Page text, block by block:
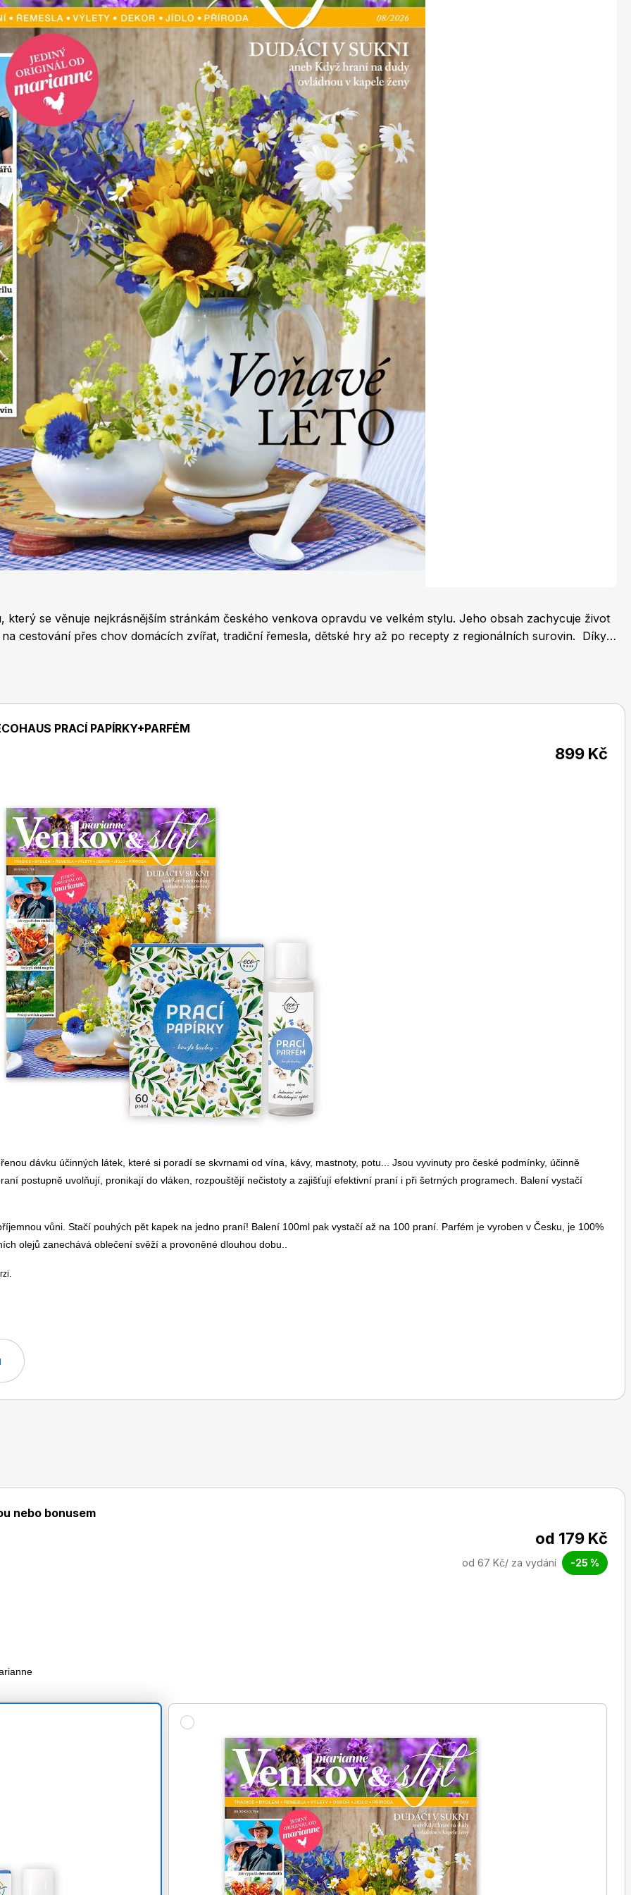
Marianne Bydlení
Marianne Venkov & styl
LEGO® časopisy
Burda Easy
který se věnuje nejkrásnějším stránkám českého venkova opravdu ve velkém stylu. Jeho obsah zachycuje život
cestování přes chov domácích zvířat, tradiční řemesla, dětské hry až po recepty z regionálních surovin. Díky
fotografiích si tu najdou zajímavé informace jak aktivní lidé, toužící po úniku z města, tak milovníci domácích
Foto produktů je pouze ilustrativní.
PRACÍ PAPÍRKY+PARFÉM
899 Kč
dávku účinných látek, které si poradí se skvrnami od vína, kávy, mastnoty, potu... Jsou vyvinuty pro české podmínky, účinně
postupně uvolňují, pronikají do vláken, rozpouštějí nečistoty a zajišťují efektivní praní i při šetrných programech. Balení vystačí
vůni. Stačí pouhých pět kapek na jedno praní! Balení 100ml pak vystačí až na 100 praní. Parfém je vyroben v Česku, je 100%
olejů zanechává oblečení svěží a provoněné dlouhou dobu..
nebo bonusem
od 179 Kč
od 67 Kč/ za vydání -25 %